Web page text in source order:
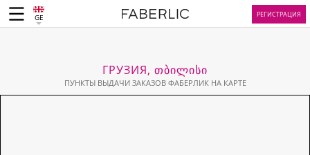
GE РЕГИСТРАЦИЯ
ГРУЗИЯ, ᲗᲑᲘᲚᲘᲡᲘ
ПУНКТЫ ВЫДАЧИ ЗАКАЗОВ ФАБЕРЛИК НА КАРТЕ